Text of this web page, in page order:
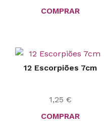
COMPRAR
12 Escorpiões 7cm
1,25 €
COMPRAR